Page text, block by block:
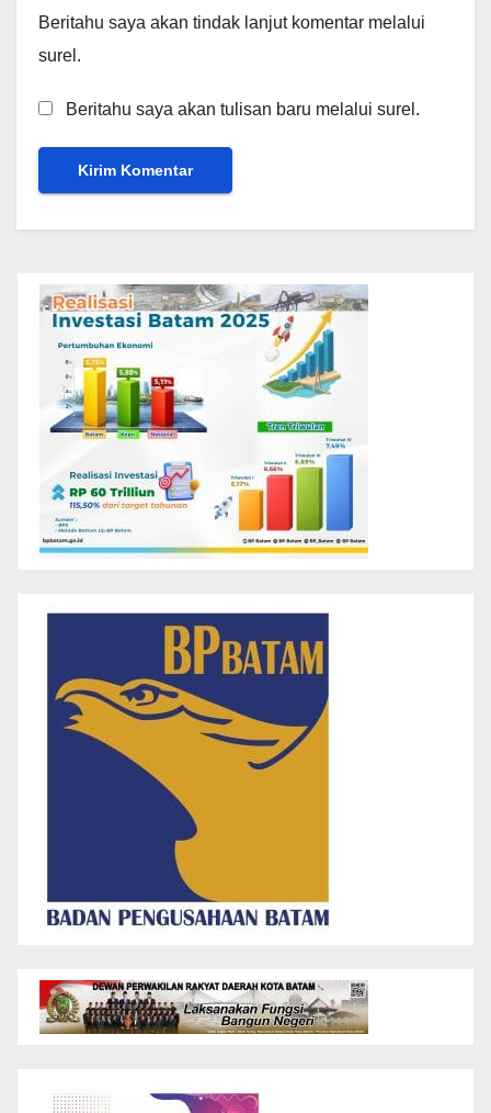
Beritahu saya akan tindak lanjut komentar melalui
surel.
Beritahu saya akan tulisan baru melalui surel.